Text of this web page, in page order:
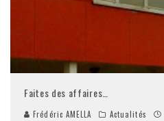
Faites des affaires…
Frédéric AMELLA Actualités